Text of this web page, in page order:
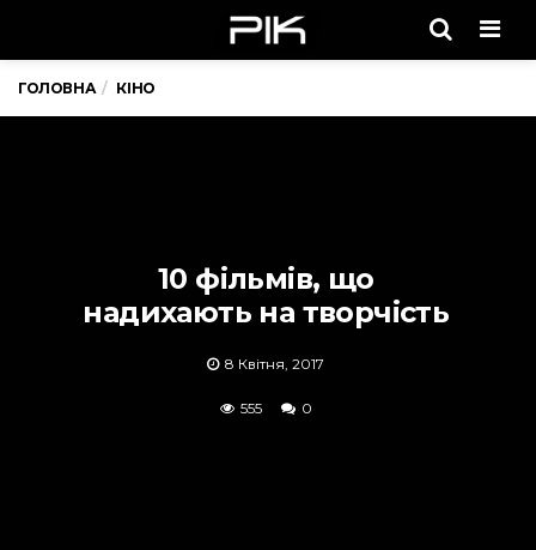
ГОЛОВНА КІНО
10 фільмів, що
надихають на творчість
8 Квітня, 2017
555 0